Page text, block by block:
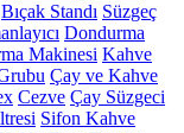
Bıçak Standı Süzgeç
Dondurma
Makinesi Kahve
Çay ve Kahve
Cezve Çay Süzgeci
Sifon Kahve